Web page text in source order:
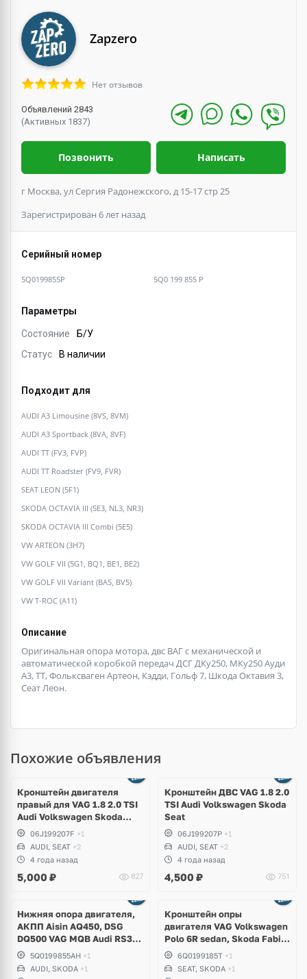
Zapzero
Нет отзывов
Объявлений 2843
(Активных 1837)
Позвонить Написать
г Москва, ул Сергия Радонежского, д 15-17 стр 25
Зарегистрирован 6 лет назад
Серийный номер
5Q0199855P 5Q0 199 855 P
Параметры
Состояние
Б/У
Статус
В наличии
Подходит для
AUDI A3 Limousine (8VS, 8VM)
AUDI A3 Sportback (8VA, 8VF)
AUDI TT (FV3, FVP)
AUDI TT Roadster (FV9, FVR)
SEAT LEON (5F1)
SKODA OCTAVIA III (5E3, NL3, NR3)
SKODA OCTAVIA III Combi (5E5)
VW ARTEON (3H7)
VW GOLF VII (5G1, BQ1, BE1, BE2)
VW GOLF VII Variant (BA5, BV5)
VW T-ROC (A11)
Описание
Оригинальная опора мотора, двс ВАГ с механической и
автоматической коробкой передач ДСГ ДКу250, МКу250 Ауди
А3, ТТ, Фольксваген Артеон, Кэдди, Гольф 7, Шкода Октавия 3,
Сеат Леон.
Похожие объявления
Кронштейн двигателя
правый для VAG 1.8 2.0 TSI
Audi Volkswagen Skoda
Seat06J199207F +1
AUDI, SEAT +2
4 года назад
5,000 ₽ 827
Кронштейн ДВС VAG 1.8 2.0
TSI Audi Volkswagen Skoda
Seat
06J199207P +1
AUDI, SEAT +2
4 года назад
4,500 ₽ 751
Нижняя опора двигателя,
АКПП Aisin AQ450, DSG
DQ500 VAG MQB Audi RS3,
TTRS, Q3, RSQ3,
Volkswagen Tiguan, Passat
B8, Arteon, Skoda Kodiaq
5Q0199855AH +1
AUDI, SKODA +1
Кронштейн опры
двигателя VAG Volkswagen
Polo 6R sedan, Skoda Fabia,
Seat Ibiza
6Q0199185T +1
SEAT, SKODA +1